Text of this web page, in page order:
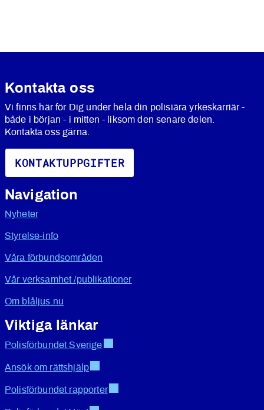
Kontakta oss
Vi finns här för Dig under hela din polisiära yrkeskarriär -
både i början - i mitten - liksom den senare delen.
Kontakta oss gärna.
KONTAKTUPPGIFTER
Navigation
Nyheter
Styrelse-info
Våra förbundsområden
Vår verksamhet /publikationer
Om blåljus.nu
Viktiga länkar
Polisförbundet Sverige
Ansök om rättshjälp
Polisförbundet rapporter